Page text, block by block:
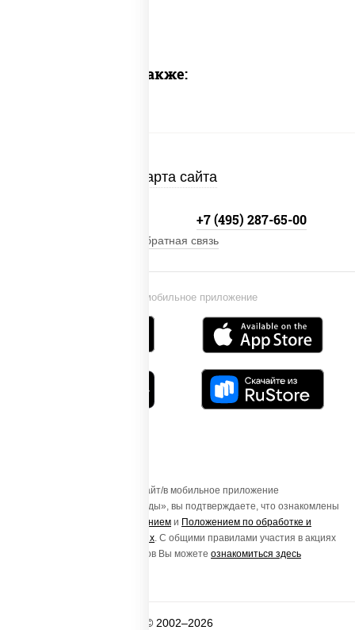
Предлагаем также:
Карта сайта
Установи мобильное приложение
+7 (495) 287-65-00
Обратная связь
Осуществляя вход на этот Сайт/в мобильное приложение
«ПиццаСушиВок - доставка еды», вы подтверждаете, что ознакомлены
Пользовательским соглашением и Положением по обработке и
защите персональных данных. С общими правилами участия в акциях
и порядке получения подарков Вы можете ознакомиться здесь
© 2002–2026